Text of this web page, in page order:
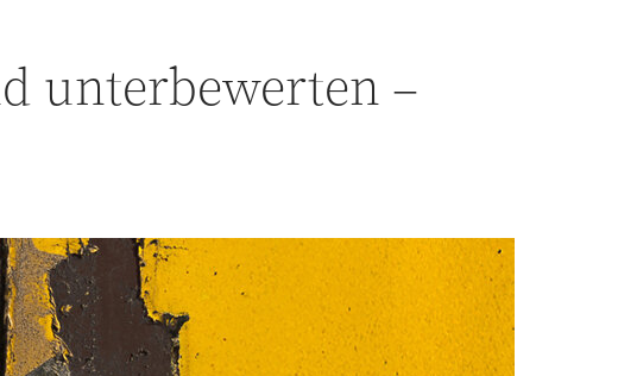
unterbewerten –